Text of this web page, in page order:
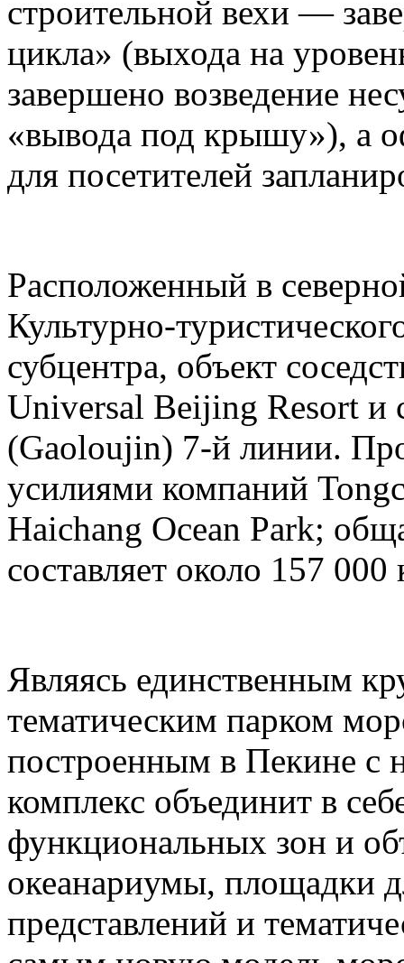
строительной вехи —
цикла» (выхода на
завершено возведение
«вывода под крышу»), а
для посетителей
Расположенный в
Культурно-
субцентра, объект
Universal Beijing Resort и
(Gaoloujin) 7-й линии.
усилиями компаний
Haichang Ocean Park;
составляет около 157
Являясь единственным
тематическим парком
построенным в Пекине с
комплекс объединит в
функциональных зон и
океанариумы, площадки
представлений и